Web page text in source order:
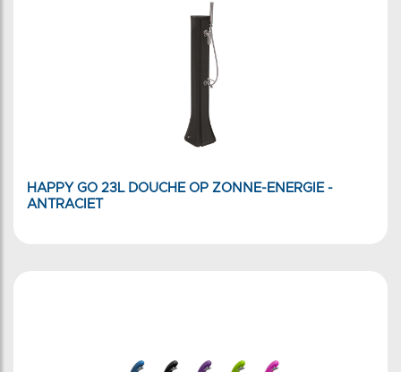
HAPPY GO 23L DOUCHE OP ZONNE-ENERGIE -
ANTRACIET